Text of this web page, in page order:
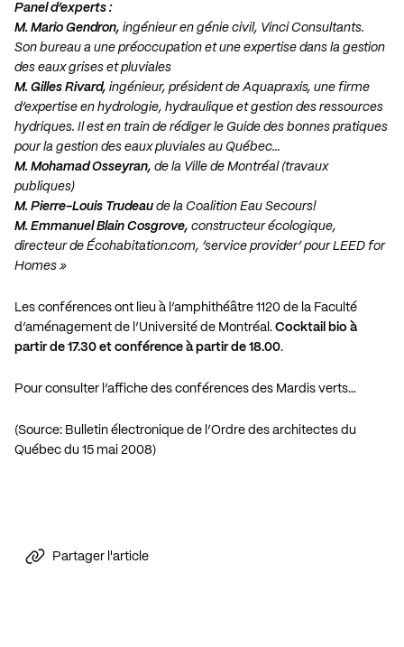
Panel d’experts :
M. Mario Gendron, ingénieur en génie civil, Vinci Consultants.
Son bureau a une préoccupation et une expertise dans la gestion
des eaux grises et pluviales
M. Gilles Rivard, ingénieur, président de Aquapraxis, une firme
d’expertise en hydrologie, hydraulique et gestion des ressources
hydriques. Il est en train de rédiger le Guide des bonnes pratiques
pour la gestion des eaux pluviales au Québec…
M. Mohamad Osseyran, de la Ville de Montréal (travaux
publiques)
M. Pierre-Louis Trudeau de la Coalition Eau Secours!
M. Emmanuel Blain Cosgrove, constructeur écologique,
directeur de Écohabitation.com, ‘service provider’ pour LEED for
Homes »
Les conférences ont lieu à l’amphithéâtre 1120 de la Faculté
d’aménagement de l’Université de Montréal. Cocktail bio à
partir de 17.30 et conférence à partir de 18.00.
Pour consulter l’affiche des conférences des Mardis verts…
(Source: Bulletin électronique de l’Ordre des architectes du
Québec du 15 mai 2008)
Partager l'article